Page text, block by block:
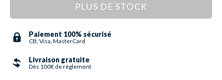
PLUS DE STOCK
Paiement 100% sécurisé
CB, Visa, MasterCard
Livraison gratuite
Dès 100€ de règlement